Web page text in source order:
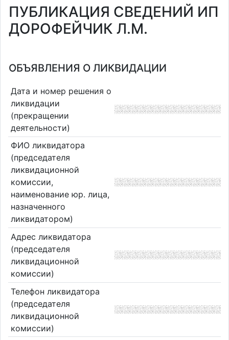
ПУБЛИКАЦИЯ СВЕДЕНИЙ ИП
ДОРОФЕЙЧИК Л.М.
ОБЪЯВЛЕНИЯ О ЛИКВИДАЦИИ
Дата и номер решения о
ликвидации
(прекращении
деятельности)
ФИО ликвидатора
(председателя
ликвидационной
комиссии,
наименование юр. лица,
назначенного
ликвидатором)
Адрес ликвидатора
(председателя
ликвидационной
комиссии)
Телефон ликвидатора
(председателя
ликвидационной
комиссии)